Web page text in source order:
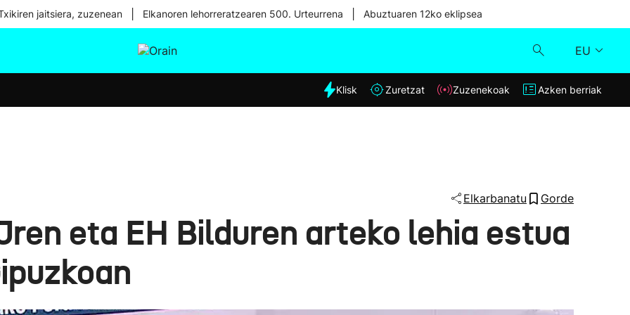
jaitsiera, zuzenean Elkanoren lehorreratzearen 500. Urteurrena Abuztuaren 12ko eklipsea
EU
Eguraldia
Klisk
Azken berriak
Klisk Zuretzat Zuzenekoak Azken berriak
Elkarbanatu Gorde
eta EH Bilduren arteko lehia estua